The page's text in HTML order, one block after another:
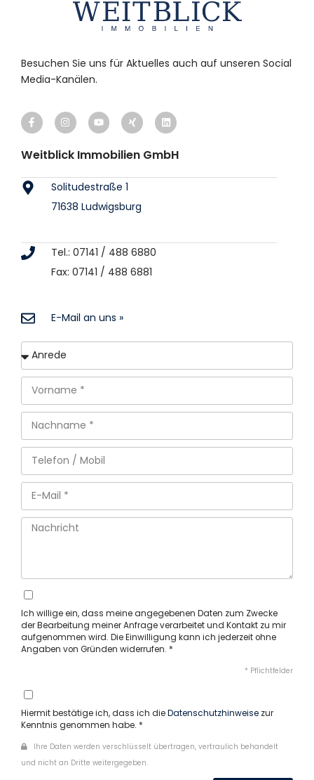
Besuchen Sie uns für Aktuelles auch auf unseren Social
Media-Kanälen.
Weitblick Immobilien GmbH
Solitudestraße 1
71638 Ludwigsburg
Tel.: 07141 / 488 6880
Fax: 07141 / 488 6881
E-Mail an uns »
Ich willige ein, dass meine angegebenen Daten zum Zwecke
der Bearbeitung meiner Anfrage verarbeitet und Kontakt zu mir
aufgenommen wird. Die Einwilligung kann ich jederzeit ohne
Angaben von Gründen widerrufen. *
* Pflichtfelder
Hiermit bestätige ich, dass ich dieDatenschutzhinweise zur
Kenntnis genommen habe. *
Ihre Daten werden verschlüsselt übertragen, vertraulich behandelt
und nicht an Dritte weitergegeben.